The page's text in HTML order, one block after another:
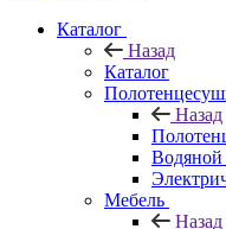
Каталог
Назад
Каталог
Назад
Водяной
Мебель
Назад